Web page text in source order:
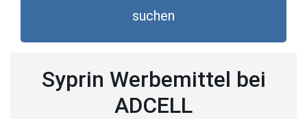
suchen
Syprin Werbemittel bei
ADCELL